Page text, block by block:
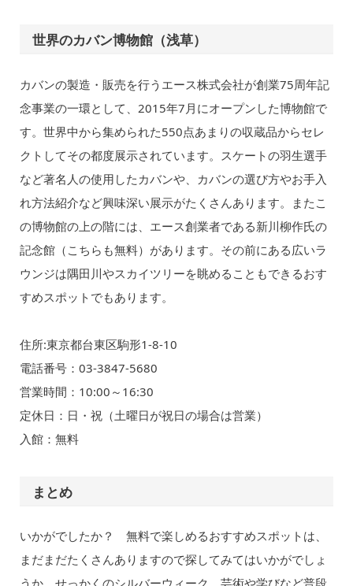
世界のカバン博物館（浅草）
カバンの製造・販売を行うエース株式会社が創業75周年記
念事業の一環として、2015年7月にオープンした博物館で
す。世界中から集められた550点あまりの収蔵品からセレ
クトしてその都度展示されています。スケートの羽生選手
など著名人の使用したカバンや、カバンの選び方やお手入
れ方法紹介など興味深い展示がたくさんあります。またこ
の博物館の上の階には、エース創業者である新川柳作氏の
記念館（こちらも無料）があります。その前にある広いラ
ウンジは隅田川やスカイツリーを眺めることもできるおす
すめスポットでもあります。
住所:東京都台東区駒形1-8-10
電話番号：03-3847-5680
営業時間：10:00～16:30
定休日：日・祝（土曜日が祝日の場合は営業）
入館：無料
まとめ
いかがでしたか？ 無料で楽しめるおすすめスポットは、
まだまだたくさんありますので探してみてはいかがでしょ